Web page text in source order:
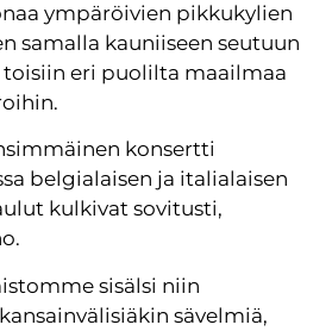
ympäröivien pikkukylien
samalla kauniiseen seutuun
toisiin eri puolilta maailmaa
konsertti
belgialaisen ja italialaisen
kulkivat sovitusti,
sisälsi niin
sävelmiä,